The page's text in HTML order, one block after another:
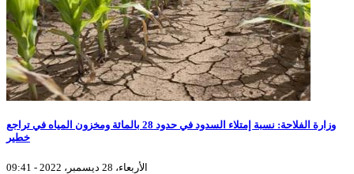
وزارة الفلاحة: نسبة إمتلاء السدود في حدود 28 بالمائة ومخزون المياه في تراجع
خطير
الأربعاء، 28 ديسمبر، 2022 - 09:41